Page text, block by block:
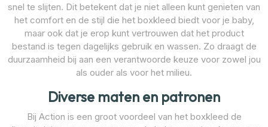
snel te slijten. Dit betekent dat je niet alleen kunt genieten van
het comfort en de stijl die het boxkleed biedt voor je baby,
maar ook dat je erop kunt vertrouwen dat het product
bestand is tegen dagelijks gebruik en wassen. Zo draagt de
duurzaamheid bij aan een verantwoorde keuze voor zowel jou
als ouder als voor het milieu.
Diverse maten en patronen
Bij Action is een groot voordeel van het boxkleed de